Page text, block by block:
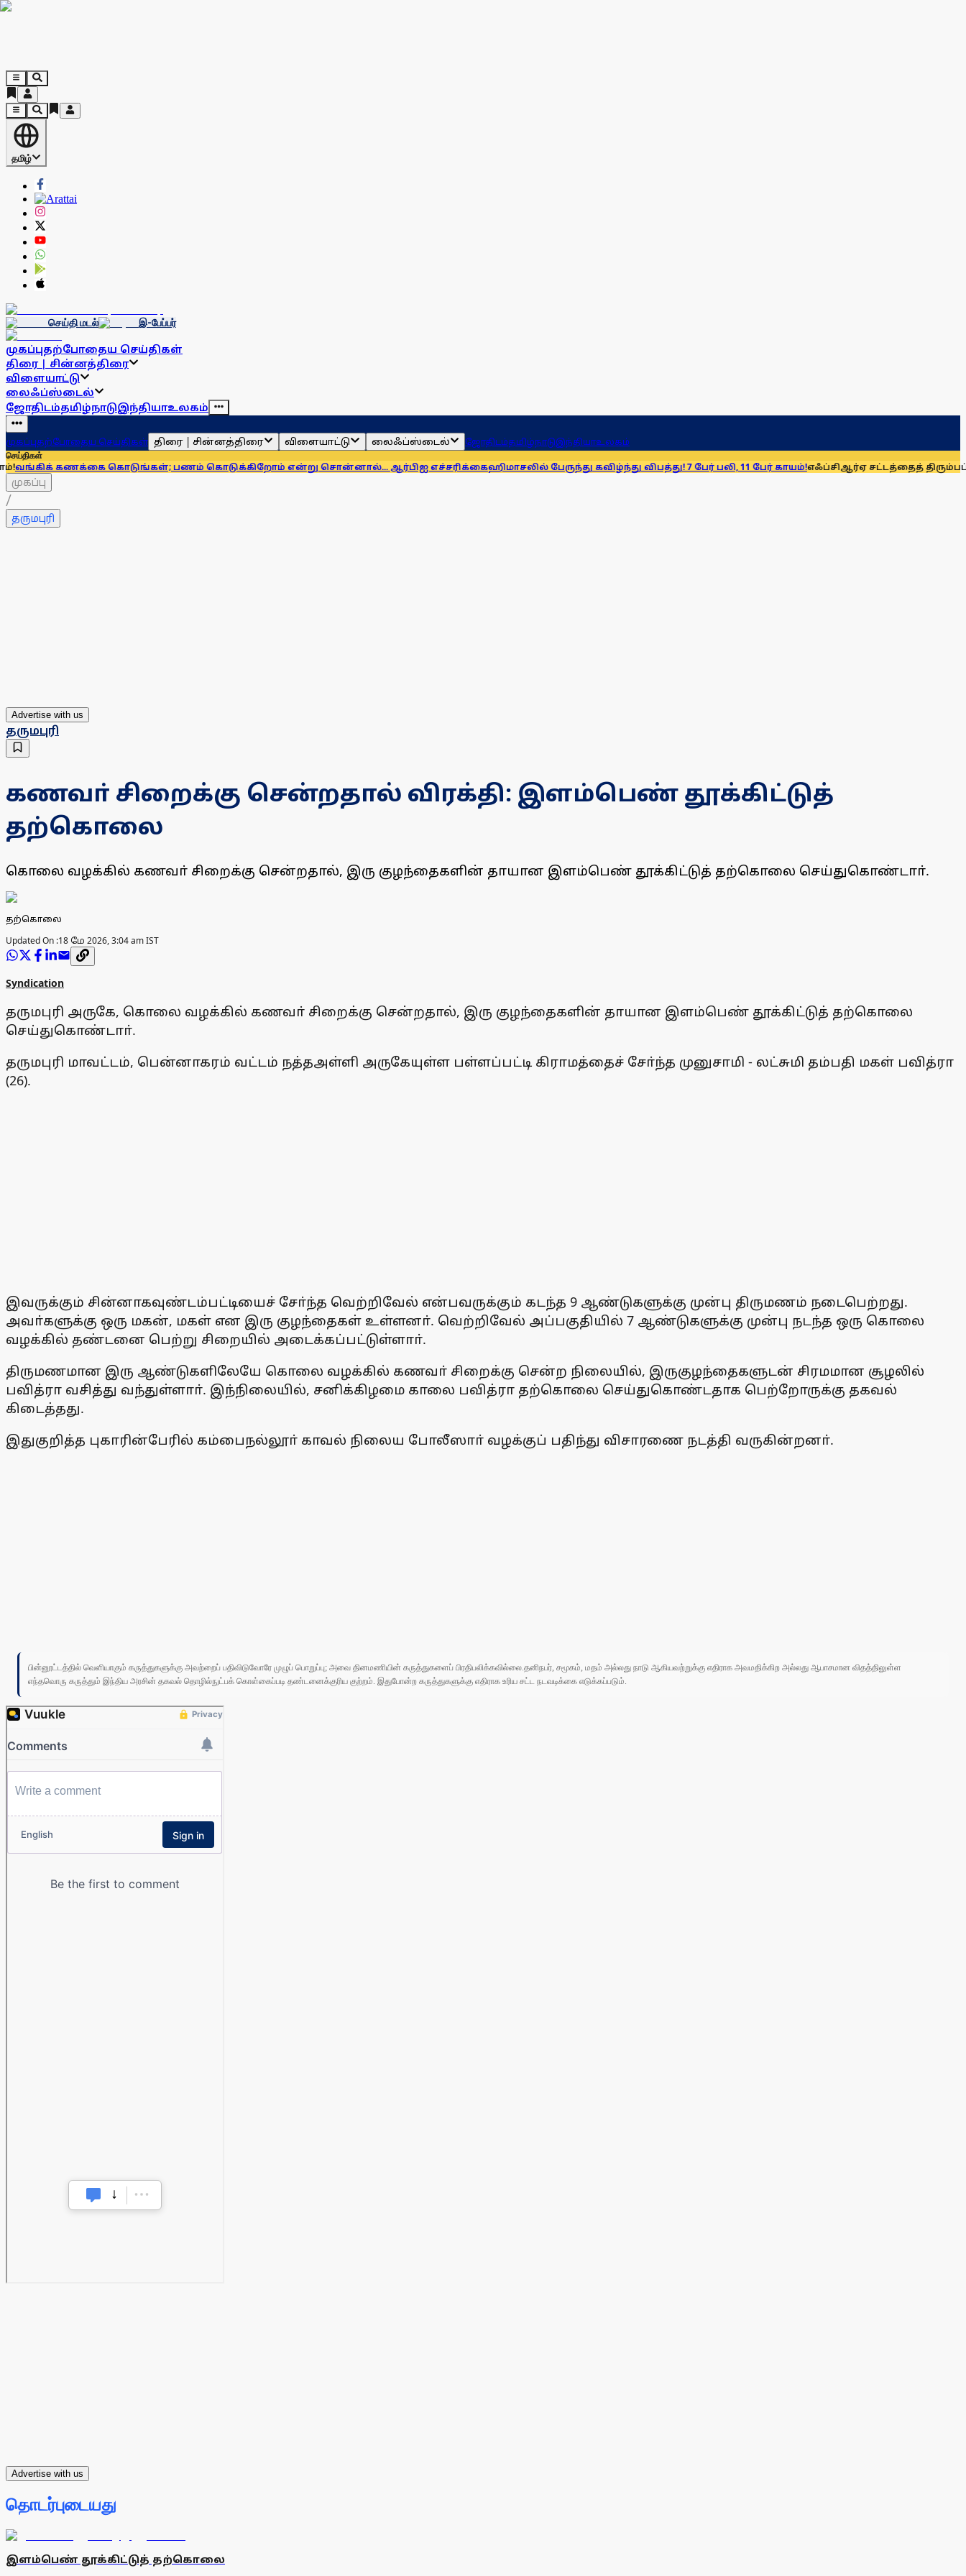
தமிழ்
செய்தி மடல் இ-பேப்பர்
முகப்புதற்போதைய செய்திகள்
திரை | சின்னத்திரை
விளையாட்டு
லைஃப்ஸ்டைல்
ஜோதிடம்தமிழ்நாடுஇந்தியாஉலகம்
முகப்புதற்போதைய செய்திகள் திரை | சின்னத்திரை விளையாட்டு லைஃப்ஸ்டைல் ஜோதிடம்தமிழ்நாடுஇந்தியாஉலகம்
செய்திகள்
கொடுங்கள்; பணம் கொடுக்கிறோம் என்று சொன்னால்... ஆர்பிஐ எச்சரிக்கைஹிமாசலில் பேருந்து கவிழ்ந்து விபத்து! 7 பேர் பலி, 11 பேர் காயம்!எஃப்சிஆர்ஏ சட்டத்தைத் திரும்பப் பெறுக:
முகப்பு
/
தருமபுரி
Advertise with us
தருமபுரி
கணவா் சிறைக்கு சென்றதால் விரக்தி: இளம்பெண் தூக்கிட்டுத்
தற்கொலை
கொலை வழக்கில் கணவா் சிறைக்கு சென்றதால், இரு குழந்தைகளின் தாயான இளம்பெண் தூக்கிட்டுத் தற்கொலை செய்துகொண்டாா்.
தற்கொலை
Updated On :18 மே 2026, 3:04 am IST
Syndication
தருமபுரி அருகே, கொலை வழக்கில் கணவா் சிறைக்கு சென்றதால், இரு குழந்தைகளின் தாயான இளம்பெண் தூக்கிட்டுத் தற்கொலை
செய்துகொண்டாா்.
தருமபுரி மாவட்டம், பென்னாகரம் வட்டம் நத்தஅள்ளி அருகேயுள்ள பள்ளப்பட்டி கிராமத்தைச் சோ்ந்த முனுசாமி - லட்சுமி தம்பதி மகள் பவித்ரா
(26).
இவருக்கும் சின்னாகவுண்டம்பட்டியைச் சோ்ந்த வெற்றிவேல் என்பவருக்கும் கடந்த 9 ஆண்டுகளுக்கு முன்பு திருமணம் நடைபெற்றது.
அவா்களுக்கு ஒரு மகன், மகள் என இரு குழந்தைகள் உள்ளனா். வெற்றிவேல் அப்பகுதியில் 7 ஆண்டுகளுக்கு முன்பு நடந்த ஒரு கொலை
வழக்கில் தண்டனை பெற்று சிறையில் அடைக்கப்பட்டுள்ளாா்.
திருமணமான இரு ஆண்டுகளிலேயே கொலை வழக்கில் கணவா் சிறைக்கு சென்ற நிலையில், இருகுழந்தைகளுடன் சிரமமான சூழலில்
பவித்ரா வசித்து வந்துள்ளாா். இந்நிலையில், சனிக்கிழமை காலை பவித்ரா தற்கொலை செய்துகொண்டதாக பெற்றோருக்கு தகவல்
கிடைத்தது.
இதுகுறித்த புகாரின்பேரில் கம்பைநல்லூா் காவல் நிலைய போலீஸாா் வழக்குப் பதிந்து விசாரணை நடத்தி வருகின்றனா்.
பின்னூட்டத்தில் வெளியாகும் கருத்துகளுக்கு அவற்றைப் பதிவிடுவோரே முழுப் பொறுப்பு; அவை தினமணியின் கருத்துகளைப் பிரதிபலிக்கவில்லை.தனிநபர், சமூகம், மதம் அல்லது நாடு ஆகியவற்றுக்கு எதிராக அவமதிக்கிற அல்லது ஆபாசமான விதத்திலுள்ள
எந்தவொரு கருத்தும் இந்திய அரசின் தகவல் தொழில்நுட்பக் கொள்கைப்படி தண்டனைக்குரிய குற்றம். இதுபோன்ற கருத்துகளுக்கு எதிராக உரிய சட்ட நடவடிக்கை எடுக்கப்படும்.
Advertise with us
தொடர்புடையது
இளம்பெண் தூக்கிட்டுத் தற்கொலை